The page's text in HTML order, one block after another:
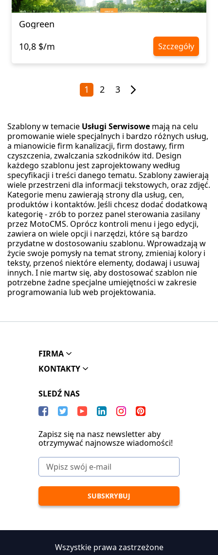
Gogreen
10,8 $/m
Szczegóły
1 2 3
Szablony w temacie Usługi Serwisowe mają na celu
promowanie wiele specjalnych i bardzo różnych usług,
a mianowicie firm kanalizacji, firm dostawy, firm
czyszczenia, zwalczania szkodników itd. Design
każdego szablonu jest zaprojektowany według
specyfikacji i treści danego tematu. Szablony zawierają
wiele przestrzeni dla informacji tekstowych, oraz zdjęć.
Kategorie menu zawierają strony dla usług, cen,
produktów i kontaktów. Jeśli chcesz dodać dodatkową
kategorię - zrób to porzez panel sterowania zasilany
przez MotoCMS. Oprócz kontroli menu i jego edycji,
zawiera on wiele opcji i narzędzi, które są bardzo
przydatne w dostosowaniu szablonu. Wprowadzają w
życie swoje pomysły na temat strony, zmieniaj kolory i
teksty, przenoś niektóre elementy, dodawaj i usuwaj
innych. I nie martw się, aby dostosować szablon nie
potrzebne żadne specjalne umiejętności w zakresie
programowania lub web projektowania.
FIRMA
KONTAKTY
SLEDŹ NAS
Zapisz się na nasz newsletter aby
otrzymywać najnowsze wiadomości!
Wszystkie prawa zastrzeżone